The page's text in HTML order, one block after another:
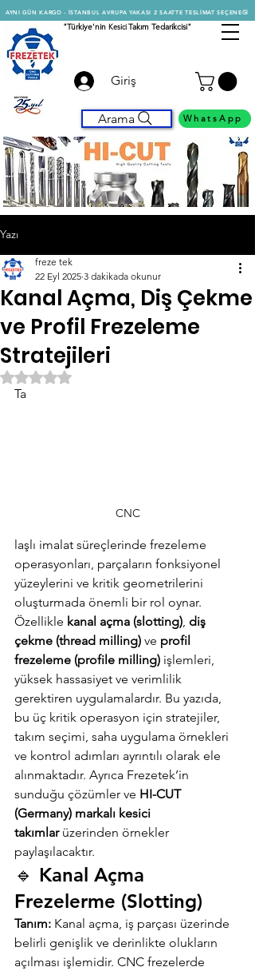
AYNI GÜN KARGO - İSTANBUL AVRUPA YAKASI 2 SAATTE TESLİMAT SEÇENEĞİ
"Türkiye'nin KesiciTakım Tedarikcisi"
Giriş
Arama WhatsApp
Yazı
Kanal Açma, Diş Çekme
ve Profil Frezeleme
Stratejileri
freze tek
22 Eyl 2025 3 dakikada okunur
5 üzerinden NaN yıldız
Ta
CNC
laşlı imalat süreçlerinde frezeleme
operasyonları, parçaların fonksiyonel
yüzeylerini ve kritik geometrilerini
oluşturmada önemli bir rol oynar.
Özellikle kanal açma (slotting), diş
çekme (thread milling) ve profil
frezeleme (profile milling) işlemleri,
yüksek hassasiyet ve verimlilik
gerektiren uygulamalardır. Bu yazıda,
bu üç kritik operasyon için stratejiler,
takım seçimi, saha uygulama örnekleri
ve kontrol adımları ayrıntılı olarak ele
alınmaktadır. Ayrıca Frezetek’in
sunduğu çözümler ve HI-CUT
(Germany) markalı kesici
takımlar üzerinden örnekler
paylaşılacaktır.
🔹 Kanal Açma
Frezelerme (Slotting)
Tanım: Kanal açma, iş parçası üzerinde
belirli genişlik ve derinlikte olukların
açılması işlemidir. CNC frezelerde